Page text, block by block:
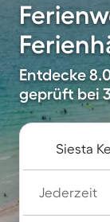
Entdecke
geprüft bei
Jederzeit